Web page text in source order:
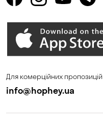
Горенка
Дніпро
Кам'янське
Для комерційних пропозицій
info@hophey.ua